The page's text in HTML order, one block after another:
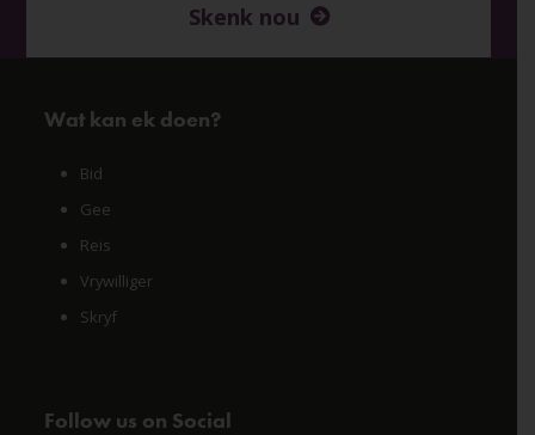
Skenk nou
Wat kan ek doen?
Bid
Gee
Reis
Vrywilliger
Skryf
Follow us on Social